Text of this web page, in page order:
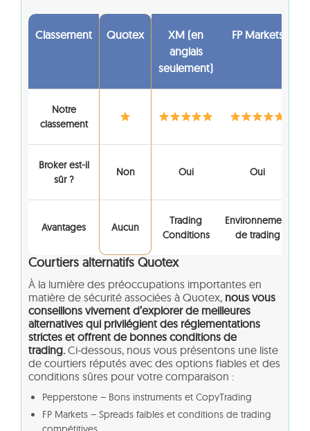
Classement Quotex
XM (en
anglais
seulement)
FP Markets
Notre
classement
Broker est-il
sûr ?
Non Oui Oui
Avantages Aucun
Trading
Conditions
Environnement
de trading
Courtiers alternatifs Quotex
À la lumière des préoccupations importantes en
matière de sécurité associées à Quotex, nous vous
conseillons vivement d’explorer de meilleures
alternatives qui privilégient des réglementations
strictes et offrent de bonnes conditions de
trading. Ci-dessous, nous vous présentons une liste
de courtiers réputés avec des options fiables et des
conditions sûres pour votre comparaison :
Pepperstone – Bons instruments et CopyTrading
FP Markets – Spreads faibles et conditions de trading